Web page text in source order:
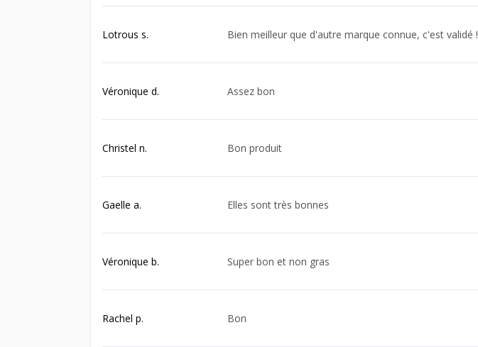
Lotrous s. Bien meilleur que d'autre marque connue, c'est validé !
Véronique d. Assez bon
Christel n. Bon produit
Gaelle a. Elles sont très bonnes
Véronique b. Super bon et non gras
Rachel p. Bon